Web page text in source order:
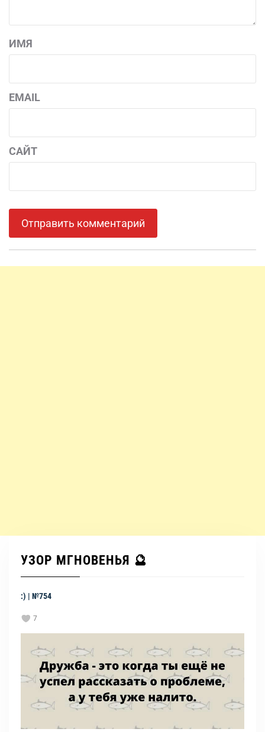
ИМЯ
EMAIL
САЙТ
УЗОР МГНОВЕНЬЯ 🔮
:) | №754
7